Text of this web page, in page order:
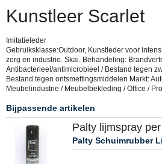
Kunstleer Scarlet
Imitatieleder
Gebruiksklasse:Outdoor, Kunstleder voor
zorg en industrie. Skai. Behandeling:
Antibacterieel/antimicrobieel / Bestand tegen
Bestand tegen ontsmettingsmiddelen Markt:
Meubelindustrie / Meubelbekleding / Office /
Bijpassende artikelen
Palty lijmspray
Palty Schuimrubber